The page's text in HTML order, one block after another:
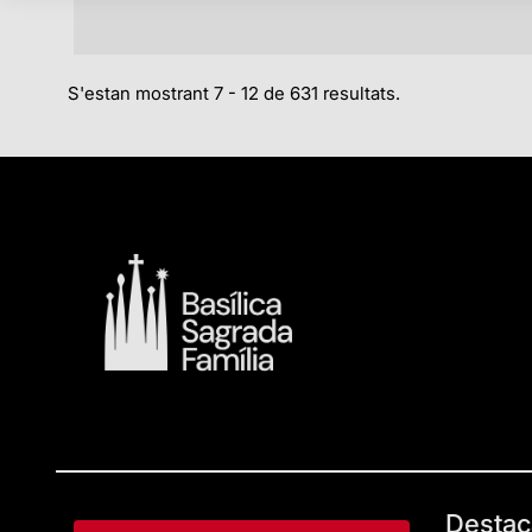
S'estan mostrant 7 - 12 de 631 resultats.